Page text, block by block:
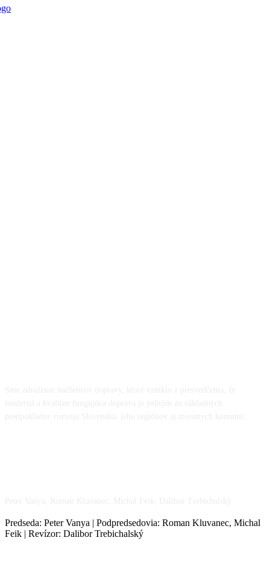
Predseda: Peter Vanya | Podpredsedovia: Roman Kluvanec, Michal
Feik | Revízor: Dalibor Trebichalský